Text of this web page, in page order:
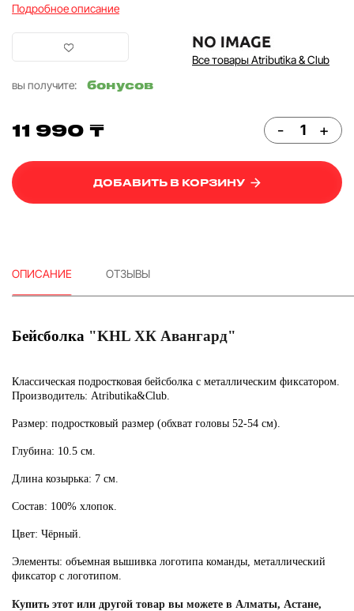
Подробное описание
Все товары Atributika & Club
вы получите:
бонусов
11 990 ₸ - +
ДОБАВИТЬ В КОРЗИНУ
ОПИСАНИЕ ОТЗЫВЫ
Бейсболка "KHL ХК Авангард"
Классическая подростковая бейсболка с металлическим фиксатором.
Производитель: Atributika&Club.
Размер: подростковый размер (обхват головы 52-54 см).
Глубина: 10.5 см.
Длина козырька: 7 см.
Состав: 100% хлопок.
Цвет: Чёрный.
Элементы: объемная вышивка логотипа команды, металлический
фиксатор с логотипом.
Купить этот или другой товар вы можете в Алматы, Астане,